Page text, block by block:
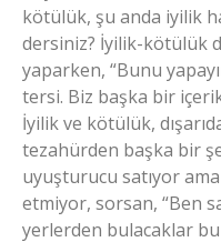
kötülük, şu anda iyilik
dersiniz? İyilik-kötülük
yaparken, “Bunu
tersi. Biz başka bir
İyilik ve kötülük,
tezahürden başka bir
uyuşturucu satıyor
etmiyor, sorsan, “Ben
yerlerden bulacaklar